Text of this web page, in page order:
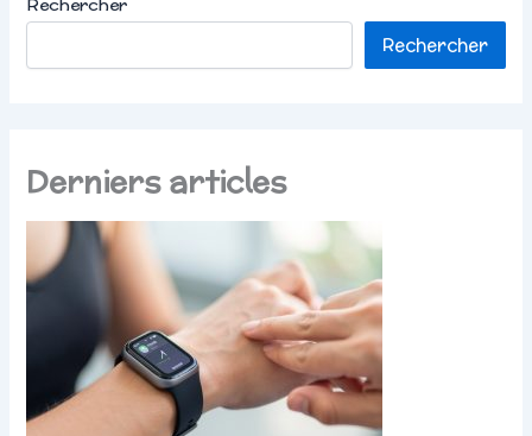
Rechercher
Rechercher
Derniers articles